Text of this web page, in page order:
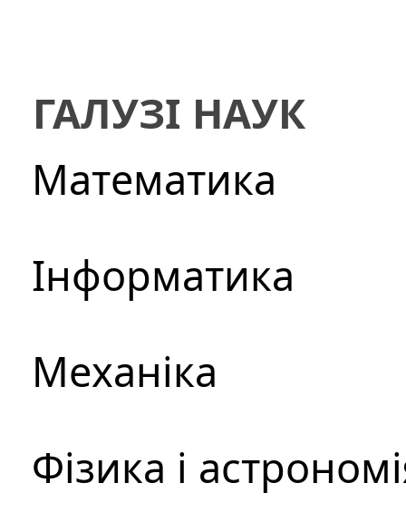
ГАЛУЗІ НАУК
Математика
Інформатика
Механіка
Фізика і